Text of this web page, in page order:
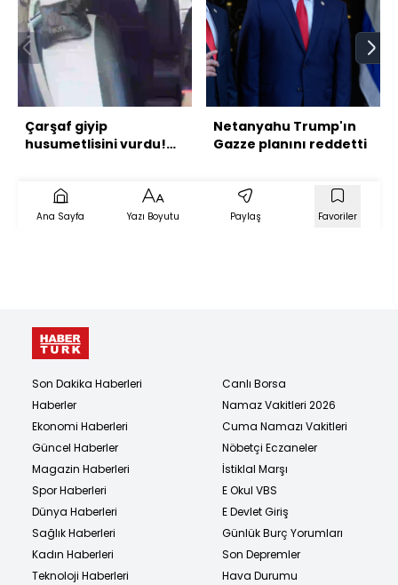
Çarşaf giyip
husumetlisini vurdu!
Netanyahu Trump'ın
Gazze planını reddetti
Ana Sayfa Yazı Boyutu Paylaş Favoriler
Son Dakika Haberleri
Haberler
Ekonomi Haberleri
Güncel Haberler
Magazin Haberleri
Spor Haberleri
Dünya Haberleri
Sağlık Haberleri
Kadın Haberleri
Teknoloji Haberleri
Canlı Borsa
Namaz Vakitleri 2026
Cuma Namazı Vakitleri
Nöbetçi Eczaneler
İstiklal Marşı
E Okul VBS
E Devlet Giriş
Günlük Burç Yorumları
Son Depremler
Hava Durumu